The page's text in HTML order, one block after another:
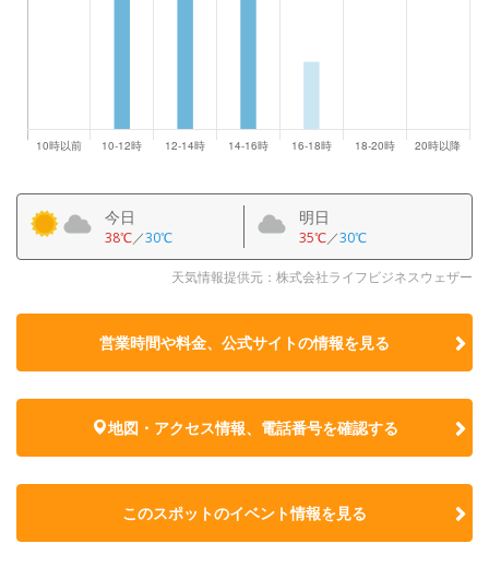
今日
38℃／30℃
明日
35℃／30℃
天気情報提供元：株式会社ライフビジネスウェザー
営業時間や料金、公式サイトの情報を見る
地図・アクセス情報、電話番号を確認する
このスポットのイベント情報を見る